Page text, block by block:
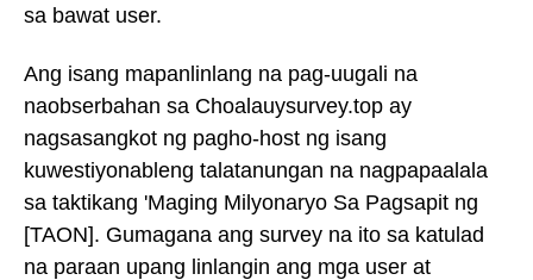
sa bawat user.
Ang isang mapanlinlang na pag-uugali na
naobserbahan sa Choalauysurvey.top ay
nagsasangkot ng pagho-host ng isang
kuwestiyonableng talatanungan na nagpapaalala
sa taktikang 'Maging Milyonaryo Sa Pagsapit ng
[TAON]. Gumagana ang survey na ito sa katulad
na paraan upang linlangin ang mga user at